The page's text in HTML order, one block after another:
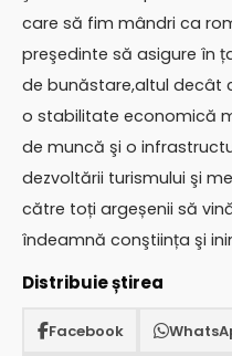
care să fim mândri ca
preşedinte să asigure în
de bunăstare,altul decât
o stabilitate economică
de muncă şi o
dezvoltării turismului şi
către toți argeșenii să
îndeamnă conştiința şi
Distribuie știrea
Facebook